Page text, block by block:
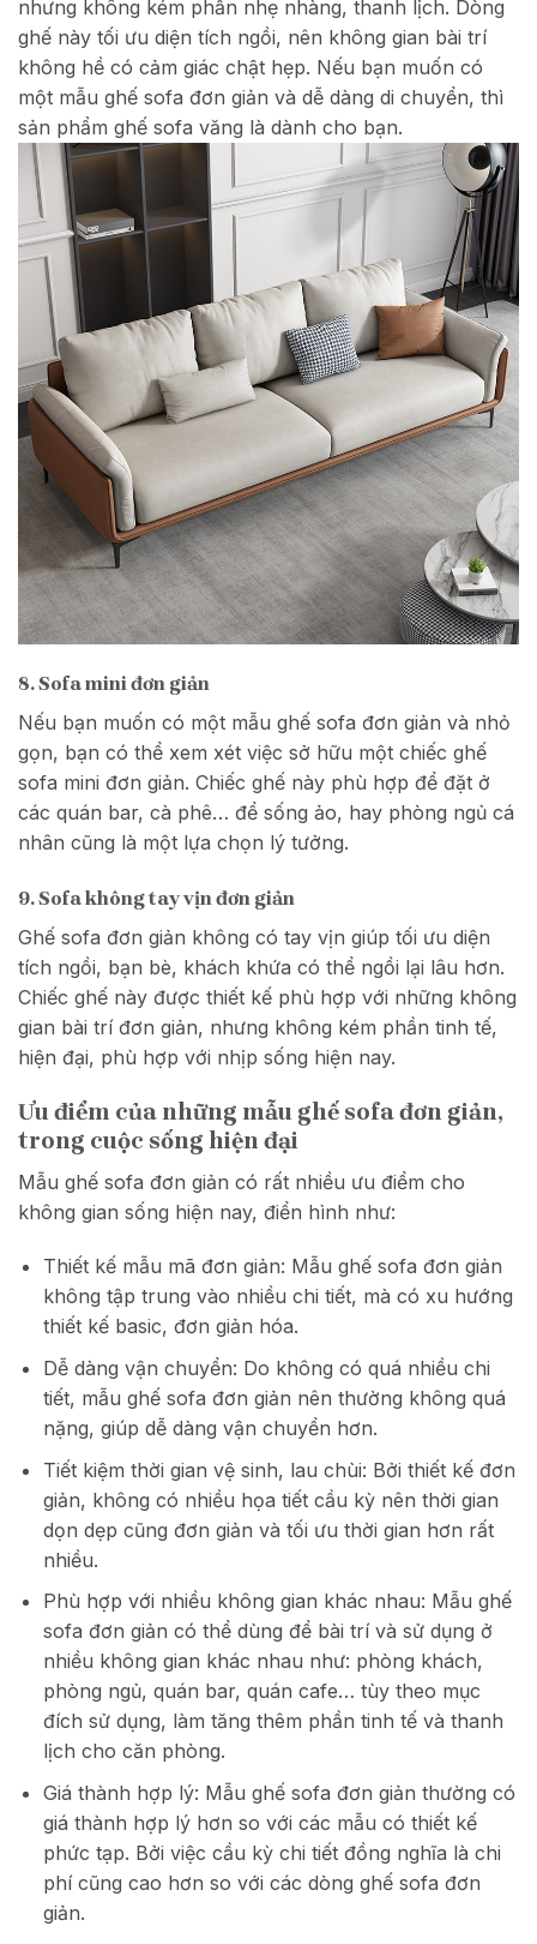
nhưng không kém phần nhẹ nhàng, thanh lịch. Dòng
ghế này tối ưu diện tích ngồi, nên không gian bài trí
không hề có cảm giác chật hẹp. Nếu bạn muốn có
một mẫu ghế sofa đơn giản và dễ dàng di chuyển, thì
sản phẩm ghế sofa văng là dành cho bạn.
8. Sofa mini đơn giản
Nếu bạn muốn có một mẫu ghế sofa đơn giản và nhỏ
gọn, bạn có thể xem xét việc sở hữu một chiếc ghế
sofa mini đơn giản. Chiếc ghế này phù hợp để đặt ở
các quán bar, cà phê… để sống ảo, hay phòng ngủ cá
nhân cũng là một lựa chọn lý tưởng.
9. Sofa không tay vịn đơn giản
Ghế sofa đơn giản không có tay vịn giúp tối ưu diện
tích ngồi, bạn bè, khách khứa có thể ngồi lại lâu hơn.
Chiếc ghế này được thiết kế phù hợp với những không
gian bài trí đơn giản, nhưng không kém phần tinh tế,
hiện đại, phù hợp với nhịp sống hiện nay.
Ưu điểm của những mẫu ghế sofa đơn giản,
trong cuộc sống hiện đại
Mẫu ghế sofa đơn giản có rất nhiều ưu điểm cho
không gian sống hiện nay, điển hình như:
Thiết kế mẫu mã đơn giản: Mẫu ghế sofa đơn giản
không tập trung vào nhiều chi tiết, mà có xu hướng
thiết kế basic, đơn giản hóa.
Dễ dàng vận chuyển: Do không có quá nhiều chi
tiết, mẫu ghế sofa đơn giản nên thường không quá
nặng, giúp dễ dàng vận chuyển hơn.
Tiết kiệm thời gian vệ sinh, lau chùi: Bởi thiết kế đơn
giản, không có nhiều họa tiết cầu kỳ nên thời gian
dọn dẹp cũng đơn giản và tối ưu thời gian hơn rất
nhiều.
Phù hợp với nhiều không gian khác nhau: Mẫu ghế
sofa đơn giản có thể dùng để bài trí và sử dụng ở
nhiều không gian khác nhau như: phòng khách,
phòng ngủ, quán bar, quán cafe… tùy theo mục
đích sử dụng, làm tăng thêm phần tinh tế và thanh
lịch cho căn phòng.
Giá thành hợp lý: Mẫu ghế sofa đơn giản thường có
giá thành hợp lý hơn so với các mẫu có thiết kế
phức tạp. Bởi việc cầu kỳ chi tiết đồng nghĩa là chi
phí cũng cao hơn so với các dòng ghế sofa đơn
giản.